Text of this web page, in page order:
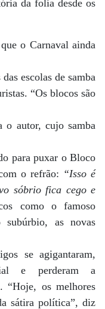
da folia desde os
o Carnaval ainda
escolas de samba
“Os blocos são
o autor, cujo samba
para puxar o Bloco
o refrão: “Isso é
sóbrio fica cego e
como o famoso
subúrbio, as novas
se agigantaram,
e perderam a
“Hoje, os melhores
sátira política”, diz